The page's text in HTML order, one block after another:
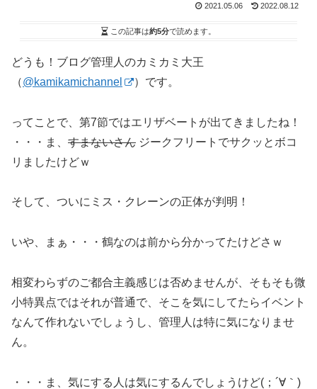
2021.05.06 2022.08.12
この記事は約5分で読めます。
どうも！ブログ管理人のカミカミ大王
（@kamikamichannel ）です。
ってことで、第7節ではエリザベートが出てきましたね！
・・・ま、 すまないさん ジークフリートでサクッとボコ
リましたけどｗ
そして、ついにミス・クレーンの正体が判明！
いや、まぁ・・・鶴なのは前から分かってたけどさｗ
相変わらずのご都合主義感じは否めませんが、そもそも微
小特異点ではそれが普通で、そこを気にしてたらイベント
なんて作れないでしょうし、管理人は特に気になりませ
ん。
・・・ま、気にする人は気にするんでしょうけど(；´∀｀)